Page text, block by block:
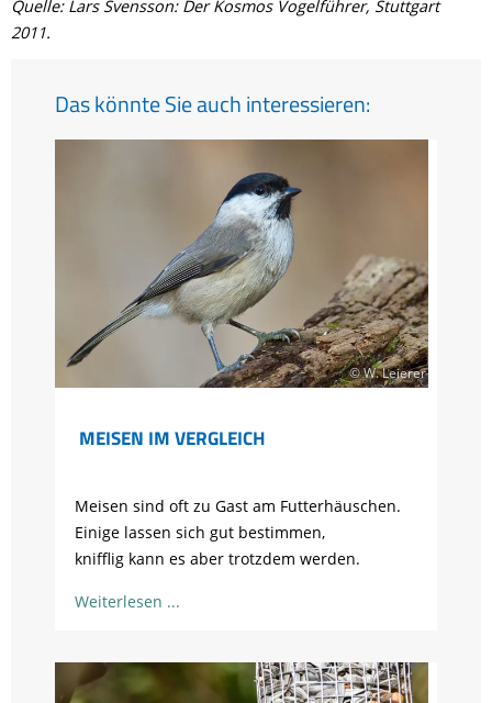
Quelle: Lars Svensson: Der Kosmos Vogelführer, Stuttgart
2011.
Das könnte Sie auch interessieren:
© W. Leierer
MEISEN IM VERGLEICH
Meisen sind oft zu Gast am Futterhäuschen.
Einige lassen sich gut bestimmen,
knifflig kann es aber trotzdem werden.
Weiterlesen